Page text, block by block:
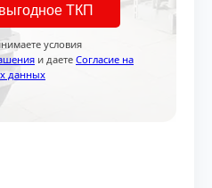
ТКП
условия
и даете Согласие на
данных